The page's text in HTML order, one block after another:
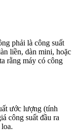
phải là công suất
liền, dàn mini, hoặc
rằng máy có công
ước lượng (tính
công suất đầu ra